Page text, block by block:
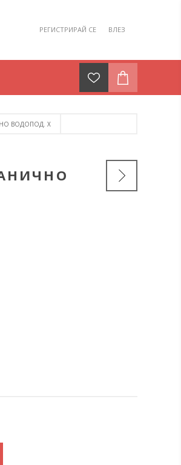
РЕГИСТРИРАЙ СЕ ВЛЕЗ
ВОДОПОД. Х